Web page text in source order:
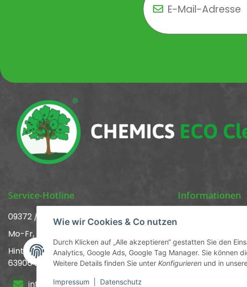
Wie wir Cookies & Co nutzen
Durch Klicken auf „Alle akzeptieren“ gestatten Sie den
Analytics, Google Ads, Google Tag Manager. Sie können
Weitere Details finden Sie unter Konfigurieren und in
Impressum Datenschutz
Service-Hotline
09372 / 70 80 90
Mo-Fr, 09:00-12:00 | 13:00-17:00 Uhr
Hinter den Straßenäckern 11-13
63906 Erlenbach
info@chemics.eu
Informationen
Kontakt